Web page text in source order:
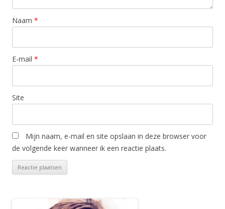
Naam *
E-mail *
Site
Mijn naam, e-mail en site opslaan in deze browser voor
de volgende keer wanneer ik een reactie plaats.